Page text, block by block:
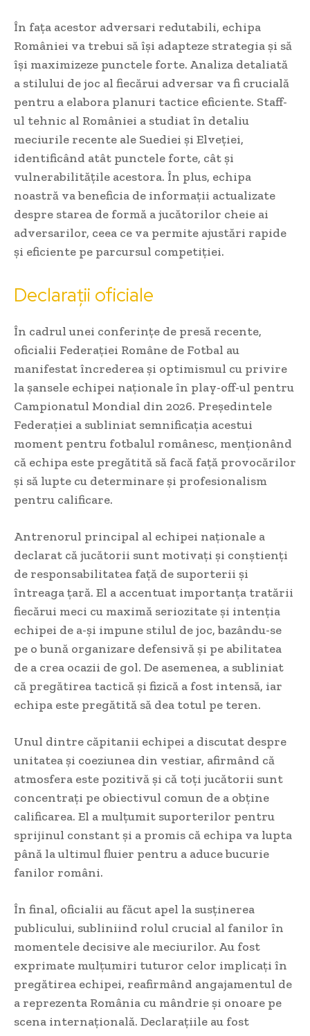
În fața acestor adversari redutabili, echipa
României va trebui să își adapteze strategia și să
își maximizeze punctele forte. Analiza detaliată
a stilului de joc al fiecărui adversar va fi crucială
pentru a elabora planuri tactice eficiente. Staff-
ul tehnic al României a studiat în detaliu
meciurile recente ale Suediei și Elveției,
identificând atât punctele forte, cât și
vulnerabilitățile acestora. În plus, echipa
noastră va beneficia de informații actualizate
despre starea de formă a jucătorilor cheie ai
adversarilor, ceea ce va permite ajustări rapide
și eficiente pe parcursul competiției.
Declarații oficiale
În cadrul unei conferințe de presă recente,
oficialii Federației Române de Fotbal au
manifestat încrederea și optimismul cu privire
la șansele echipei naționale în play-off-ul pentru
Campionatul Mondial din 2026. Președintele
Federației a subliniat semnificația acestui
moment pentru fotbalul românesc, menționând
că echipa este pregătită să facă față provocărilor
și să lupte cu determinare și profesionalism
pentru calificare.
Antrenorul principal al echipei naționale a
declarat că jucătorii sunt motivați și conștienți
de responsabilitatea față de suporterii și
întreaga țară. El a accentuat importanța tratării
fiecărui meci cu maximă seriozitate și intenția
echipei de a-și impune stilul de joc, bazându-se
pe o bună organizare defensivă și pe abilitatea
de a crea ocazii de gol. De asemenea, a subliniat
că pregătirea tactică și fizică a fost intensă, iar
echipa este pregătită să dea totul pe teren.
Unul dintre căpitanii echipei a discutat despre
unitatea și coeziunea din vestiar, afirmând că
atmosfera este pozitivă și că toți jucătorii sunt
concentrați pe obiectivul comun de a obține
calificarea. El a mulțumit suporterilor pentru
sprijinul constant și a promis că echipa va lupta
până la ultimul fluier pentru a aduce bucurie
fanilor români.
În final, oficialii au făcut apel la susținerea
publicului, subliniind rolul crucial al fanilor în
momentele decisive ale meciurilor. Au fost
exprimate mulțumiri tuturor celor implicați în
pregătirea echipei, reafirmând angajamentul de
a reprezenta România cu mândrie și onoare pe
scena internațională. Declarațiile au fost